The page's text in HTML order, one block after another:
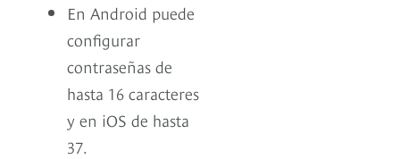
En Android puede
configurar
contraseñas de
hasta 16 caracteres
y en iOS de hasta
37.